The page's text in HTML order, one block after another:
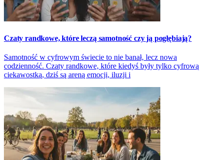
Czaty randkowe, które leczą samotność czy ją pogłębiają?
Samotność w cyfrowym świecie to nie banał, lecz nowa
codzienność. Czaty randkowe, które kiedyś były tylko cyfrową
ciekawostką, dziś są areną emocji, iluzji i